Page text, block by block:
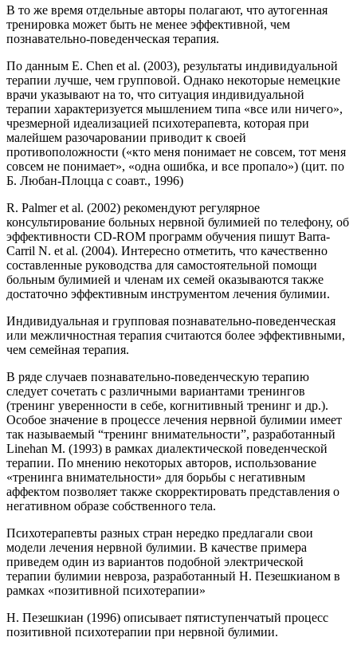
В то же время отдельные авторы полагают, что аутогенная
тренировка может быть не менее эффективной, чем
познавательно-поведенческая терапия.
По данным E. Chen et al. (2003), результаты индивидуальной
терапии лучше, чем групповой. Однако некоторые немецкие
врачи указывают на то, что ситуация индивидуальной
терапии характеризуется мышлением типа «все или ничего»,
чрезмерной идеализацией психотерапевта, которая при
малейшем разочаровании приводит к своей
противоположности («кто меня понимает не совсем, тот меня
совсем не понимает», «одна ошибка, и все пропало») (цит. по
Б. Любан-Плоцца с соавт., 1996)
R. Palmer et al. (2002) рекомендуют регулярное
консультирование больных нервной булимией по телефону, об
эффективности CD-ROM программ обучения пишут Barra-
Carril N. et al. (2004). Интересно отметить, что качественно
составленные руководства для самостоятельной помощи
больным булимией и членам их семей оказываются также
достаточно эффективным инструментом лечения булимии.
Индивидуальная и групповая познавательно-поведенческая
или межличностная терапия считаются более эффективными,
чем семейная терапия.
В ряде случаев познавательно-поведенческую терапию
следует сочетать с различными вариантами тренингов
(тренинг уверенности в себе, когнитивный тренинг и др.).
Особое значение в процессе лечения нервной булимии имеет
так называемый “тренинг внимательности”, разработанный
Linehan M. (1993) в рамках диалектической поведенческой
терапии. По мнению некоторых авторов, использование
«тренинга внимательности» для борьбы с негативным
аффектом позволяет также скорректировать представления о
негативном образе собственного тела.
Психотерапевты разных стран нередко предлагали свои
модели лечения нервной булимии. В качестве примера
приведем один из вариантов подобной электрической
терапии булимии невроза, разработанный Н. Пезешкианом в
рамках «позитивной психотерапии»
Н. Пезешкиан (1996) описывает пятиступенчатый процесс
позитивной психотерапии при нервной булимии.